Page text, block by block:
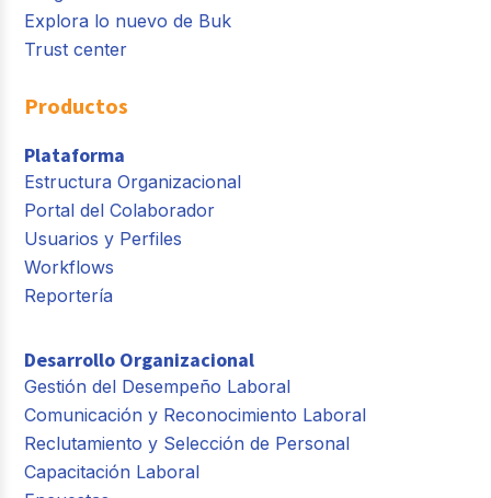
Explora lo nuevo de Buk
Trust center
Productos
Plataforma
Estructura Organizacional
Portal del Colaborador
Usuarios y Perfiles
Workflows
Reportería
Desarrollo Organizacional
Gestión del Desempeño Laboral
Comunicación y Reconocimiento Laboral
Reclutamiento y Selección de Personal
Capacitación Laboral